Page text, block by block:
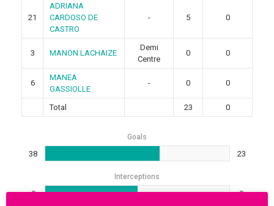
21
ADRIANA
CARDOSO DE
CASTRO
- 5 0
3 MANON LACHAIZE
Demi
Centre
0 0
6
MANEA
GASSIOLLE
- 0 0
Total 23 0
Goals
38 23
Interceptions
0 0